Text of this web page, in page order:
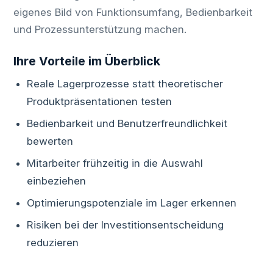
eigenes Bild von Funktionsumfang, Bedienbarkeit
und Prozessunterstützung machen.
Ihre Vorteile im Überblick
Reale Lagerprozesse statt theoretischer
Produktpräsentationen testen
Bedienbarkeit und Benutzerfreundlichkeit
bewerten
Mitarbeiter frühzeitig in die Auswahl
einbeziehen
Optimierungspotenziale im Lager erkennen
Risiken bei der Investitionsentscheidung
reduzieren